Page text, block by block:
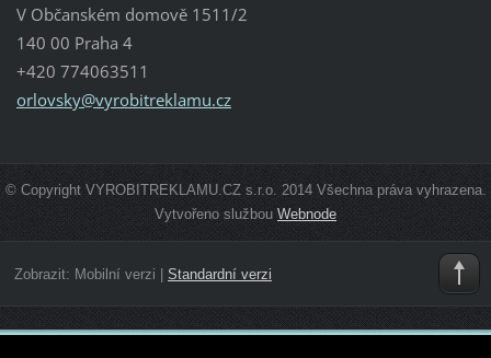
V Občanském domově 1511/2
140 00 Praha 4
+420 774063511
orlovsky@vyrobitreklamu.cz
© Copyright VYROBITREKLAMU.CZ s.r.o. 2014 Všechna práva vyhrazena.
Vytvořeno službouWebnode
Zobrazit: Mobilní verzi Standardní verzi